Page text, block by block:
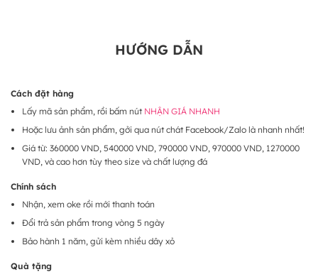
HƯỚNG DẪN
Cách đặt hàng
Lấy mã sản phẩm, rồi bấm nút NHẬN GIÁ NHANH
Hoặc lưu ảnh sản phẩm, gởi qua nút chát Facebook/Zalo là nhanh nhất!
Giá từ: 360000 VND, 540000 VND, 790000 VND, 970000 VND, 1270000
VND, và cao hơn tùy theo size và chất lượng đá
Chính sách
Nhận, xem oke rồi mới thanh toán
Đổi trả sản phẩm trong vòng 5 ngày
Bảo hành 1 năm, gửi kèm nhiều dây xỏ
Quà tặng